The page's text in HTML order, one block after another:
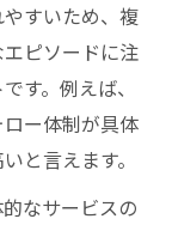
れない選
の読み方
相談所選び
ポイント解
すいため、複
ピソードに注
す。例えば、
ー体制が具体
と言えます。
なサービスの